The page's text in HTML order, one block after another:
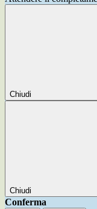
Chiudi
Chiudi
Conferma